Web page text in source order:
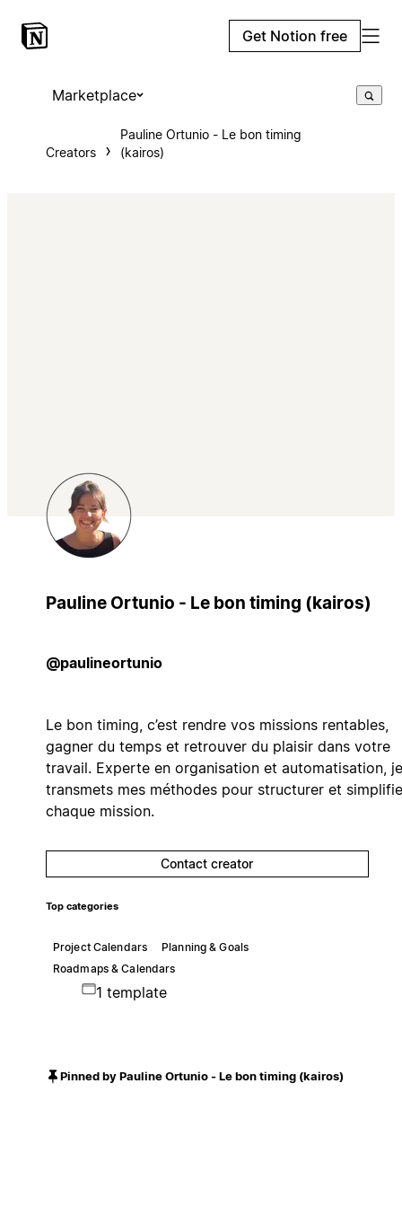
Get Notion free
Marketplace
Creators
Pauline Ortunio - Le bon timing
(kairos)
Pauline Ortunio - Le bon timing (kairos)
@paulineortunio
Le bon timing, c’est rendre vos missions rentables,
gagner du temps et retrouver du plaisir dans votre
travail. Experte en organisation et automatisation, je
transmets mes méthodes pour structurer et
chaque mission.
Contact creator
Top categories
Project Calendars
Planning & Goals
Roadmaps & Calendars
1 template
Pinned by Pauline Ortunio - Le bon timing (kairos)